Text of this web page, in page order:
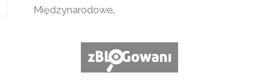
Międzynarodowe.